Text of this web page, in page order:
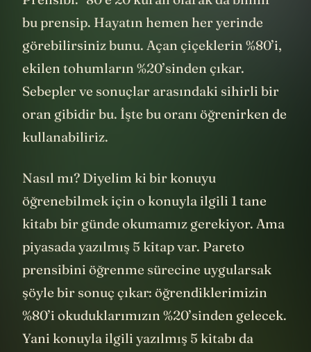
bu prensip. Hayatın hemen her yerinde
görebilirsiniz bunu. Açan çiçeklerin %80’i,
ekilen tohumların %20’sinden çıkar.
Sebepler ve sonuçlar arasındaki sihirli bir
oran gibidir bu. İşte bu oranı öğrenirken de
kullanabiliriz.
Nasıl mı? Diyelim ki bir konuyu
öğrenebilmek için o konuyla ilgili 1 tane
kitabı bir günde okumamız gerekiyor. Ama
piyasada yazılmış 5 kitap var. Pareto
prensibini öğrenme sürecine uygularsak
şöyle bir sonuç çıkar: öğrendiklerimizin
%80’i okuduklarımızın %20’sinden gelecek.
Yani konuyla ilgili yazılmış 5 kitabı da